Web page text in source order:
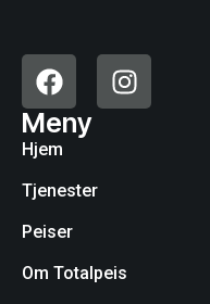
Meny
Hjem
Tjenester
Peiser
Om Totalpeis